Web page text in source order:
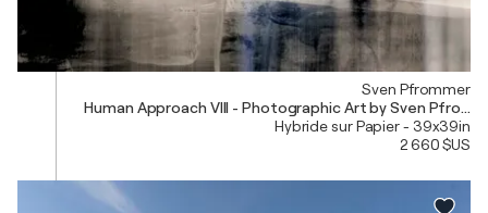
Sven Pfrommer
Human Approach VIII - Photographic Art by Sven
Hybride sur Papier - 39x39in
2 660 $US